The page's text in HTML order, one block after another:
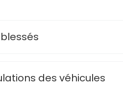
des véhicules